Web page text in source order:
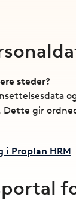
steder?
gir
Proplan HRM